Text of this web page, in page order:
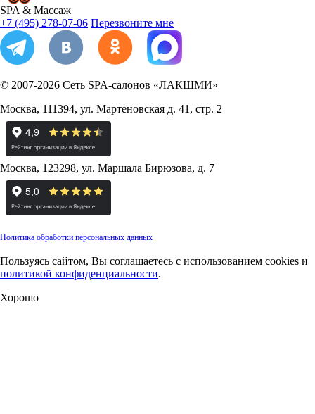
SPA & Массаж
+7 (495) 278-07-06 Перезвоните мне
© 2007-2026 Сеть SPA-салонов «ЛАКШМИ»
Москва, 111394, ул. Мартеновская д. 41, стр. 2
Москва, 123298, ул. Маршала Бирюзова, д. 7
Политика обработки персональных данных
Пользуясь сайтом, Вы соглашаетесь с использованием cookies и
политикой конфиденциальности.
Хорошо